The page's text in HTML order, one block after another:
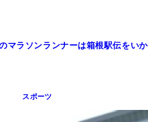
マラソンランナーは箱根駅伝をいか
スポーツ